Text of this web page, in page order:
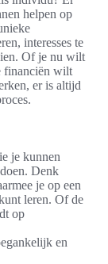
helpen op
interesses te
Of je nu wilt
financiën wilt
er is altijd
je kunnen
Denk
je op een
leren. Of de
op
en